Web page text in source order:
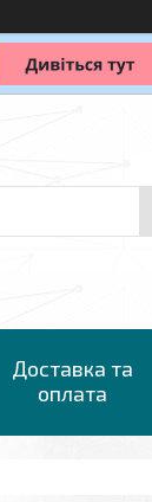
Доставка та
оплата